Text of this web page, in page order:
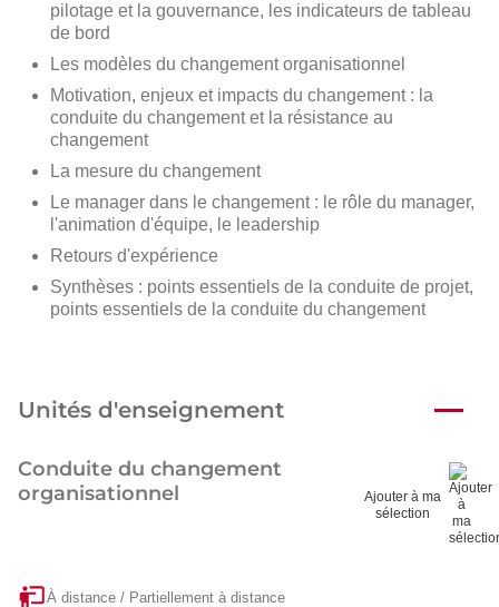
pilotage et la gouvernance, les indicateurs de tableau
de bord
Les modèles du changement organisationnel
Motivation, enjeux et impacts du changement : la
conduite du changement et la résistance au
changement
La mesure du changement
Le manager dans le changement : le rôle du manager,
l'animation d'équipe, le leadership
Retours d'expérience
Synthèses : points essentiels de la conduite de projet,
points essentiels de la conduite du changement
Unités d'enseignement
Conduite du changement
organisationnel
Ajouter à ma
sélection
À distance / Partiellement à distance